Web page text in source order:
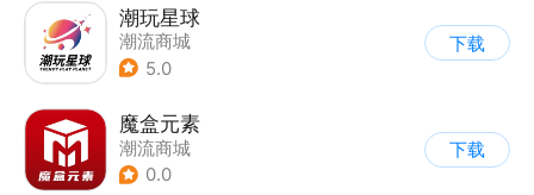
潮玩星球
潮流商城
5.0
下载
魔盒元素
潮流商城
0.0
下载